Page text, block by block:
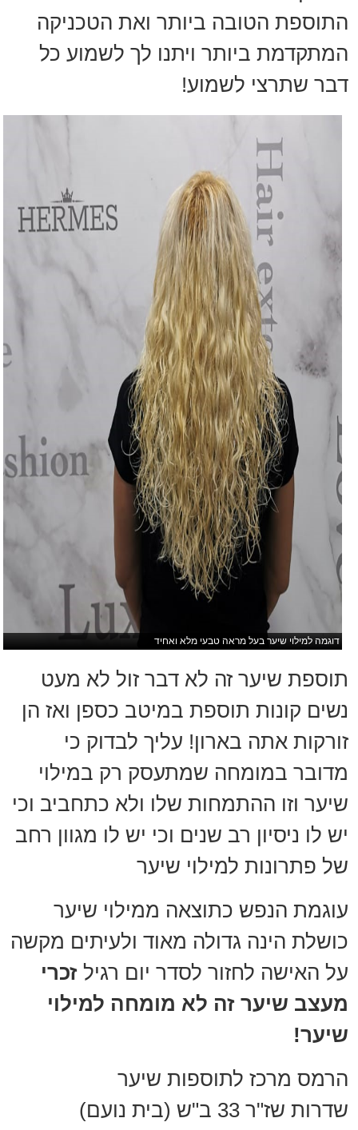
התוספת הטובה ביותר ואת הטכניקה
המתקדמת ביותר ויתנו לך לשמוע כל
דבר שתרצי לשמוע!
דוגמה למילוי שיער בעל מראה טבעי מלא ואחיד
תוספת שיער זה לא דבר זול לא מעט
נשים קונות תוספת במיטב כספן ואז הן
זורקות אתה בארון! עליך לבדוק כי
מדובר במומחה שמתעסק רק במילוי
שיער וזו ההתמחות שלו ולא כתחביב וכי
יש לו ניסיון רב שנים וכי יש לו מגוון רחב
של פתרונות למילוי שיער
עוגמת הנפש כתוצאה ממילוי שיער
כושלת הינה גדולה מאוד ולעיתים מקשה
על האישה לחזור לסדר יום רגיל זכרי
מעצב שיער זה לא מומחה למילוי
שיער!
הרמס מרכז לתוספות שיער
שדרות שז"ר 33 ב"ש (בית נועם)